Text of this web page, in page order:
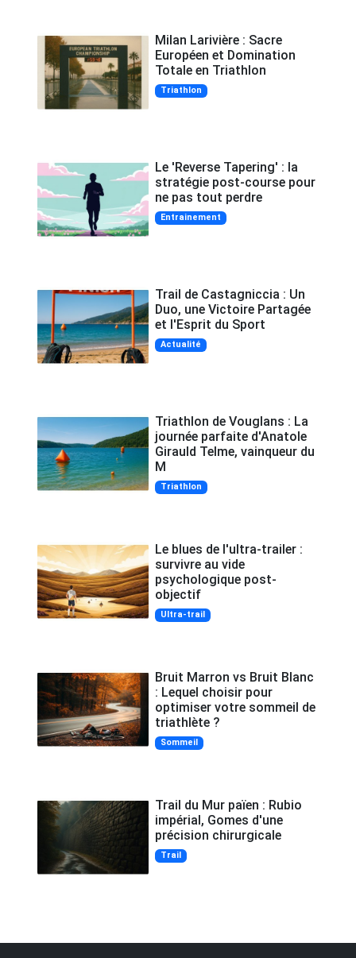
Milan Larivière : Sacre
Européen et Domination
Totale en Triathlon
Triathlon
Le 'Reverse Tapering' : la
stratégie post-course pour
ne pas tout perdre
Entrainement
Trail de Castagniccia : Un
Duo, une Victoire Partagée
et l'Esprit du Sport
Actualité
Triathlon de Vouglans : La
journée parfaite d'Anatole
Girauld Telme, vainqueur du
M
Triathlon
Le blues de l'ultra-trailer :
survivre au vide
psychologique post-
objectif
Ultra-trail
Bruit Marron vs Bruit Blanc
: Lequel choisir pour
optimiser votre sommeil de
triathlète ?
Sommeil
Trail du Mur païen : Rubio
impérial, Gomes d'une
précision chirurgicale
Trail